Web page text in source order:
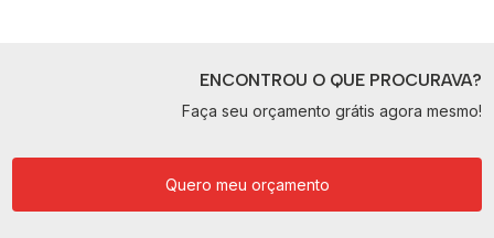
ENCONTROU O QUE PROCURAVA?
Faça seu orçamento grátis agora mesmo!
Quero meu orçamento